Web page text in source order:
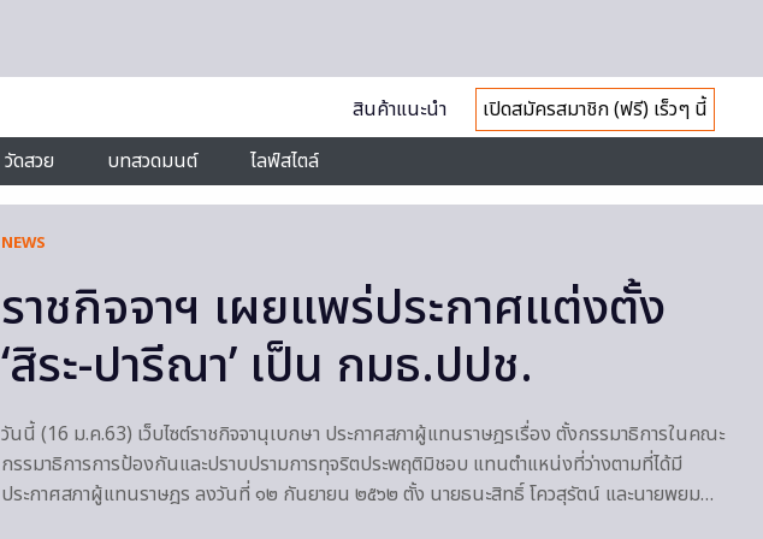
สินค้าแนะนำ
เปิดสมัครสมาชิก (ฟรี) เร็วๆ นี้
วัดสวย บทสวดมนต์ ไลฟ์สไตล์
NEWS
ราชกิจจาฯ เผยแพร่ประกาศแต่งตั้ง
‘สิระ-ปารีณา’ เป็น กมธ.ปปช.
วันนี้ (16 ม.ค.63) เว็บไซต์ราชกิจจานุเบกษา ประกาศสภาผู้แทนราษฎรเรื่อง ตั้งกรรมาธิการในคณะ
กรรมาธิการการป้องกันและปราบปรามการทุจริตประพฤติมิชอบ แทนตําแหน่งที่ว่างตามที่ได้มี
ประกาศสภาผู้แทนราษฎร ลงวันที่ ๑๒ กันยายน ๒๕๖๒ ตั้ง นายธนะสิทธิ์ โควสุรัตน์ และนายพยม…